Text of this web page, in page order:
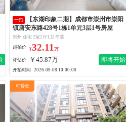
一拍
镇唐安东路428号1栋1单元3层1号房屋
崇州 住宅 2室2厅1卫 简装
起拍价 ¥32.11 万
评估价 ￥45.87万 即将开始
开拍时间 2026-09-08 10:00:00
可贷款